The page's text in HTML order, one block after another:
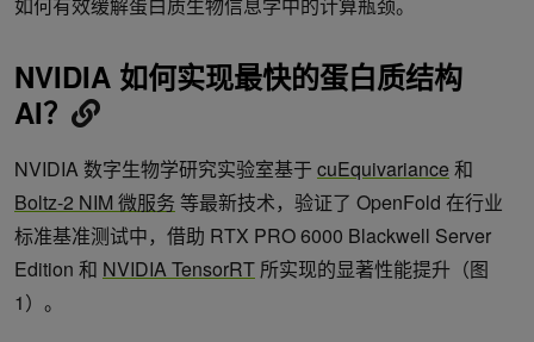
NVIDIA 如何实现最快的蛋白质结构
AI？
NVIDIA 数字生物学研究实验室基于 cuEquivariance 和
Boltz-2 NIM 微服务 等最新技术，验证了 OpenFold 在行业
标准基准测试中，借助 RTX PRO 6000 Blackwell Server
Edition 和 NVIDIA TensorRT 所实现的显著性能提升（图
1）。